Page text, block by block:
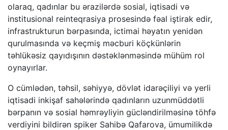
olaraq, qadınlar bu ərazilərdə sosial, iqtisadi və
institusional reinteqrasiya prosesində fəal iştirak edir,
infrastrukturun bərpasında, ictimai həyatın yenidən
qurulmasında və keçmiş məcburi köçkünlərin
təhlükəsiz qayıdışının dəstəklənməsində mühüm rol
oynayırlar.
O cümlədən, təhsil, səhiyyə, dövlət idarəçiliyi və yerli
iqtisadi inkişaf sahələrində qadınların uzunmüddətli
bərpanın və sosial həmrəyliyin gücləndirilməsinə töhfə
verdiyini bildirən spiker Sahibə Qafarova, ümumilikdə